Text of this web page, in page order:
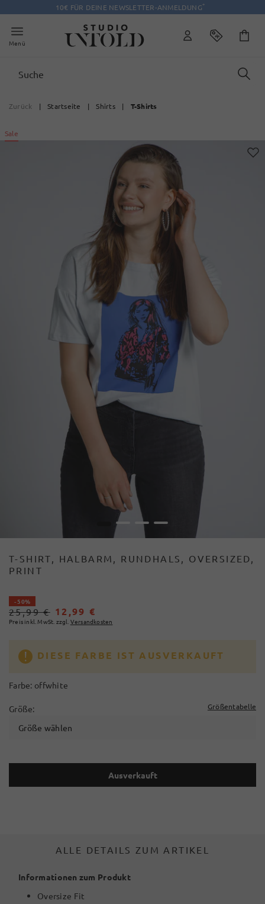
10€ FÜR DEINE NEWSLETTER-ANMELDUNG*
Menü
Zurück | Startseite | Shirts | T-Shirts
Sale
3 4
T-SHIRT, HALBARM, RUNDHALS, OVERSIZED,
PRINT
- 50%
25,99 € 12,99 €
Preis inkl. MwSt. zzgl. Versandkosten
DIESE FARBE IST AUSVERKAUFT
Farbe: offwhite
Größe: Größentabelle
Größe wählen
Ausverkauft
ALLE DETAILS ZUM ARTIKEL
Informationen zum Produkt
Oversize Fit